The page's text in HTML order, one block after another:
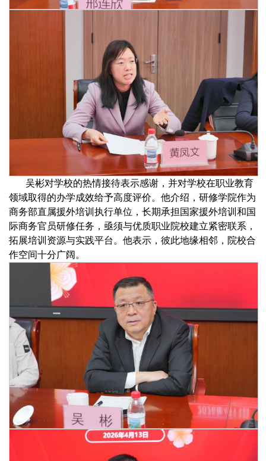
吴彬对学校的热情接待表示感谢，并对学校在职业教育
领域取得的办学成效给予高度评价。他介绍，研修学院作为
商务部直属援外培训执行单位，长期承担国家援外培训和国
际商务官员研修任务，亟须与优质职业院校建立紧密联系，
拓展培训资源与实践平台。他表示，彼此地缘相邻，院校合
作空间十分广阔。